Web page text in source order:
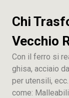
Chi
Vecchio
Con il ferro si
ghisa, acciaio
per utensili,
come: